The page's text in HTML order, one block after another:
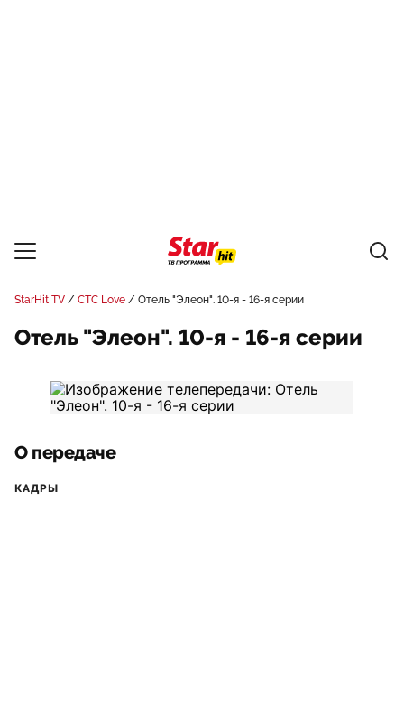
StarHit TV СТС Love Отель "Элеон". 10-я - 16-я серии
Отель "Элеон". 10-я - 16-я серии
О передаче
КАДРЫ